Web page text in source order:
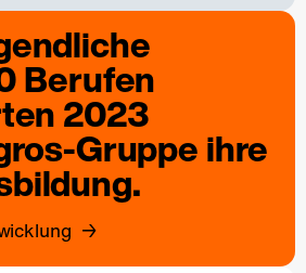
Berufen
2023
Gruppe ihre